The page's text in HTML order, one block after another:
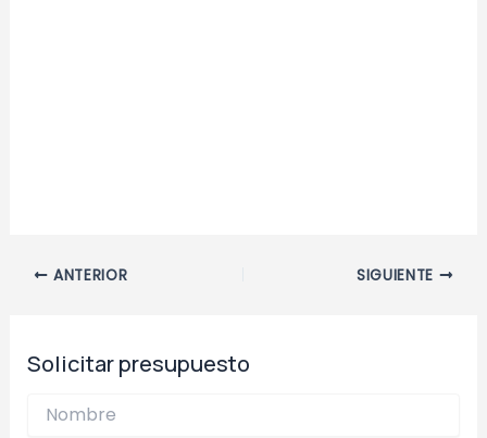
Navegación
ANTERIOR SIGUIENTE
Solicitar presupuesto